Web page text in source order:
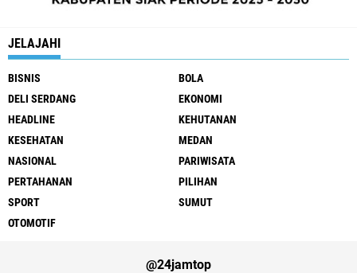
JELAJAHI
BISNIS
BOLA
DELI SERDANG
EKONOMI
HEADLINE
KEHUTANAN
KESEHATAN
MEDAN
NASIONAL
PARIWISATA
PERTAHANAN
PILIHAN
SPORT
SUMUT
OTOMOTIF
@24jamtop